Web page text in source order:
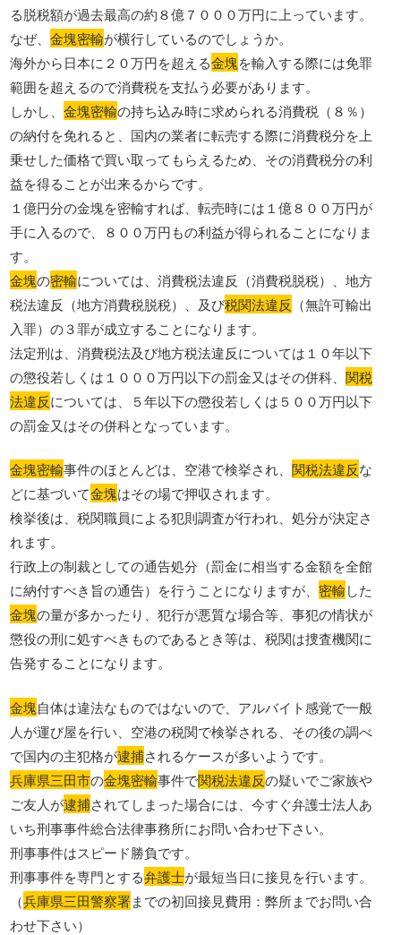
る脱税額が過去最高の約８億７０００万円に上っています。
なぜ、金塊密輸が横行しているのでしょうか。
海外から日本に２０万円を超える金塊を輸入する際には免罪
範囲を超えるので消費税を支払う必要があります。
しかし、金塊密輸の持ち込み時に求められる消費税（８％）
の納付を免れると、国内の業者に転売する際に消費税分を上
乗せした価格で買い取ってもらえるため、その消費税分の利
益を得ることが出来るからです。
１億円分の金塊を密輸すれば、転売時には１億８００万円が
手に入るので、８００万円もの利益が得られることになりま
す。
金塊の密輸については、消費税法違反（消費税脱税）、地方
税法違反（地方消費税脱税）、及び税関法違反 （無許可輸出
入罪）の３罪が成立することになります。
法定刑は、消費税法及び地方税法違反については１０年以下
の懲役若しくは１０００万円以下の罰金又はその併科、関税
法違反については、５年以下の懲役若しくは５００万円以下
の罰金又はその併科となっています。
金塊密輸事件のほとんどは、空港で検挙され、関税法違反な
どに基づいて金塊はその場で押収されます。
検挙後は、税関職員による犯則調査が行われ、処分が決定さ
れます。
行政上の制裁としての通告処分（罰金に相当する金額を全館
に納付すべき旨の通告）を行うことになりますが、 密輸した
金塊の量が多かったり、犯行が悪質な場合等、事犯の情状が
懲役の刑に処すべきものであるとき等は、税関は捜査機関に
告発することになります。
金塊自体は違法なものではないので、アルバイト感覚で一般
人が運び屋を行い、空港の税関で検挙される、その後の調べ
で国内の主犯格が逮捕されるケースが多いようです。
兵庫県三田市の金塊密輸事件で関税法違反の疑いでご家族や
ご友人が逮捕されてしまった場合には、今すぐ弁護士法人あ
いち刑事事件総合法律事務所にお問い合わせ下さい。
刑事事件はスピード勝負です。
刑事事件を専門とする弁護士が最短当日に接見を行います。
（兵庫県三田警察署までの初回接見費用：弊所までお問い合
わせ下さい）